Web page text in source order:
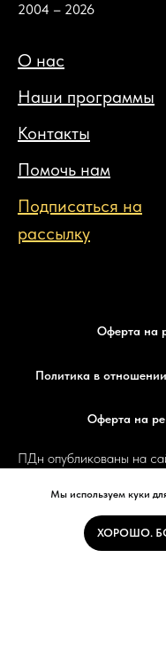
2004 – 2026
О нас
Наши программы
Контакты
Помочь нам
Подписаться на
рассылку
Оферта на
Политика в
Оферта на
ПДн опубликованы на
Субъектами
неограниченным кругом
Мы используем куки
ХОРОШО.